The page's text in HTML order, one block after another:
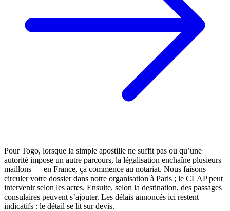
Pour Togo, lorsque la simple apostille ne suffit pas ou qu’une
autorité impose un autre parcours, la légalisation enchaîne plusieurs
maillons — en France, ça commence au notariat. Nous faisons
circuler votre dossier dans notre organisation à Paris ; le CLAP peut
intervenir selon les actes. Ensuite, selon la destination, des passages
consulaires peuvent s’ajouter. Les délais annoncés ici restent
indicatifs : le détail se lit sur devis.